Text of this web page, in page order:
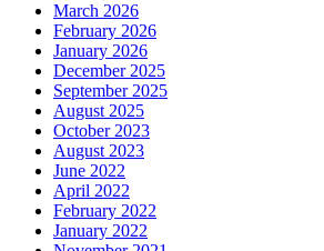
March 2026
February 2026
January 2026
December 2025
September 2025
August 2025
October 2023
August 2023
June 2022
April 2022
February 2022
January 2022